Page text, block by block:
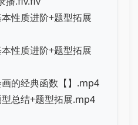
性质进阶+题型拓展
性质进阶+题型拓展
的经典函数【】.mp4
总结+题型拓展.mp4